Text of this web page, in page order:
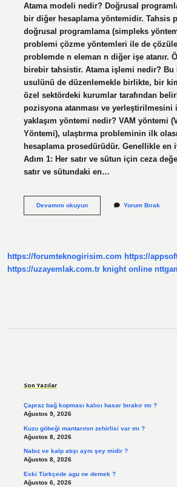
Atama modeli nedir? Doğrusal
bir diğer hesaplama yöntemidir. Tahsis
doğrusal programlama (simpleks
problemi çözme yöntemleri ile de
problemde n eleman n diğer işe atanır.
birebir tahsistir. Atama işlemi nedir? Bu
usulünü de düzenlemekle birlikte, bir
özel sektördeki kurumlar tarafından
pozisyona atanması ve yerleştirilmesini
yaklaşım yöntemi nedir? VAM yöntemi
Yöntemi), ulaştırma probleminin ilk
hesaplama prosedürüdür. Genellikle en
Adım 1: Her satır ve sütun için ceza
satır ve sütundaki en…
Devamını okuyunAtama
Yorum Bırak
https://forumteknogirisim.com https://
https://uzayemlak.com.tr knight online
Son Yazılar
Çapraz bağ kopması kalıcı hasar bırakır mı ?
Ağustos 9, 2026
Kuzu göbeği mantarının zehirlisi var mı ?
Ağustos 8, 2026
Nabız ve kalp atışı aynı şey midir ?
Ağustos 8, 2026
Eski Türkçede agu ne demek ?
Ağustos 6, 2026